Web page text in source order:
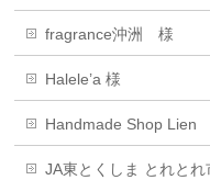
fragrance沖洲 様
Halele’a 様
Handmade Shop Lien
JA東とくしま とれと